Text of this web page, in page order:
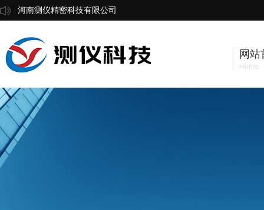
河南测仪精密科技有限公司
网站
Home